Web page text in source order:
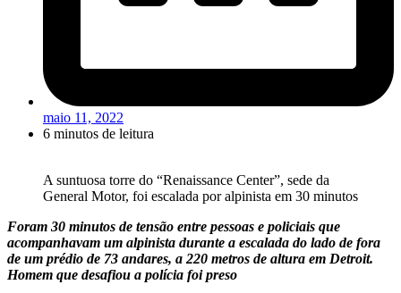
maio 11, 2022
6 minutos de leitura
A suntuosa torre do “Renaissance Center”, sede da
General Motor, foi escalada por alpinista em 30 minutos
Foram 30 minutos de tensão entre pessoas e policiais que
acompanhavam um alpinista durante a escalada do lado de fora
de um prédio de 73 andares, a 220 metros de altura em Detroit.
Homem que desafiou a polícia foi preso